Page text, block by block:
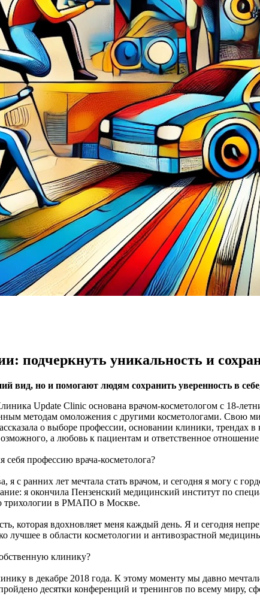
подчеркнуть уникальность и
вид, но и помогают людям сохранить уверенность в
Update Clinic основана врачом-косметологом с 18-
методам омоложения с другими косметологами. Свою
о выборе профессии, основании клиники,
а любовь к пациентам и ответственное
профессию врача-косметолога?
с ранних лет мечтала стать врачом, и сегодня я могу с
я окончила Пензенский медицинский институт по
трихологии в РМАПО в Москве.
которая вдохновляет меня каждый день. Я и сегодня
лучшее в области косметологии и антивозрастной
клинику?
в декабре 2018 года. К этому моменту мы давно
десятки конференций и тренингов по всему миру,